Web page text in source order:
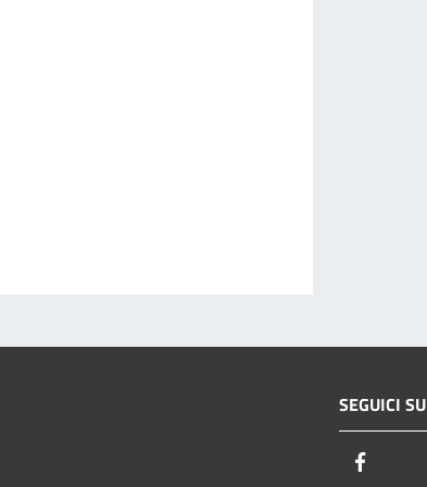
SEGUICI SU